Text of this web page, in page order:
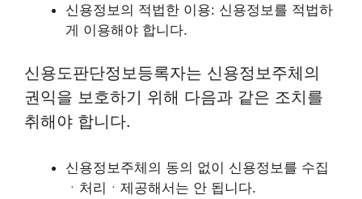
신용정보의 적법한 이용: 신용정보를 적법하
게 이용해야 합니다.
신용도판단정보등록자는 신용정보주체의
권익을 보호하기 위해 다음과 같은 조치를
취해야 합니다.
신용정보주체의 동의 없이 신용정보를 수집
ㆍ처리ㆍ제공해서는 안 됩니다.